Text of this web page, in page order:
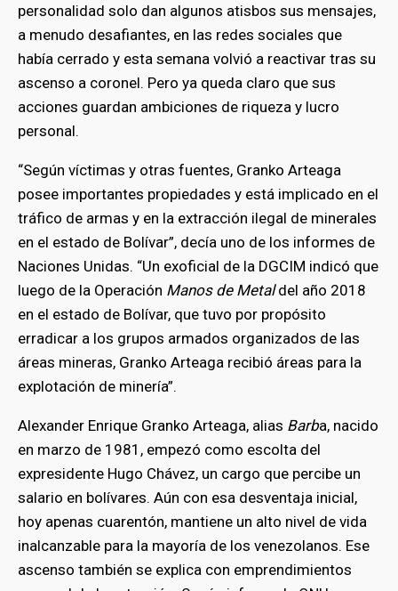
personalidad solo dan algunos atisbos sus mensajes,
a menudo desafiantes, en las redes sociales que
había cerrado y esta semana volvió a reactivar tras su
ascenso a coronel. Pero ya queda claro que sus
acciones guardan ambiciones de riqueza y lucro
personal.
“Según víctimas y otras fuentes, Granko Arteaga
posee importantes propiedades y está implicado en el
tráfico de armas y en la extracción ilegal de minerales
en el estado de Bolívar”, decía uno de los informes de
Naciones Unidas. “Un exoficial de la DGCIM indicó que
luego de la Operación Manos de Metaldel año 2018
en el estado de Bolívar, que tuvo por propósito
erradicar a los grupos armados organizados de las
áreas mineras, Granko Arteaga recibió áreas para la
explotación de minería”.
Alexander Enrique Granko Arteaga, alias Barba, nacido
en marzo de 1981, empezó como escolta del
expresidente Hugo Chávez, un cargo que percibe un
salario en bolívares. Aún con esa desventaja inicial,
hoy apenas cuarentón, mantiene un alto nivel de vida
inalcanzable para la mayoría de los venezolanos. Ese
ascenso también se explica con emprendimientos